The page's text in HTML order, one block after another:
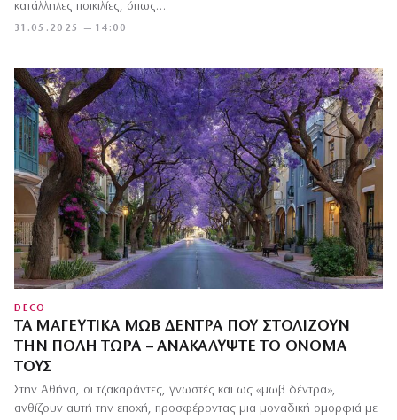
31.05.2025 — 14:00
κατάλληλες ποικιλίες, όπως…
DECO
ΤΑ ΜΑΓΕΥΤΙΚΆ ΜΩΒ ΔΈΝΤΡΑ ΠΟΥ ΣΤΟΛΊΖΟΥΝ
ΤΗΝ ΠΌΛΗ ΤΏΡΑ – ΑΝΑΚΑΛΎΨΤΕ ΤΟ ΌΝΟΜΆ
ΤΟΥΣ
Στην Αθήνα, οι τζακαράντες, γνωστές και ως «μωβ δέντρα»,
ανθίζουν αυτή την εποχή, προσφέροντας μια μοναδική ομορφιά με